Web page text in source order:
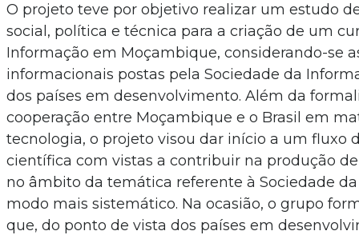
O projeto teve por objetivo realizar um estudo
social, política e técnica para a criação de um
Informação em Moçambique, considerando-se
informacionais postas pela Sociedade da
dos países em desenvolvimento. Além da
cooperação entre Moçambique e o Brasil em
tecnologia, o projeto visou dar início a um fluxo
científica com vistas a contribuir na produção
no âmbito da temática referente à Sociedade
modo mais sistemático. Na ocasião, o grupo
que, do ponto de vista dos países em